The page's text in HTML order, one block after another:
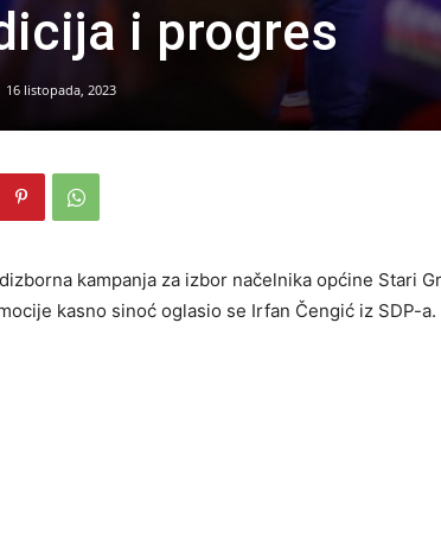
i progres
16 listopada, 2023
kampanja za izbor načelnika općine Stari
kasno sinoć oglasio se Irfan Čengić iz SDP-a.